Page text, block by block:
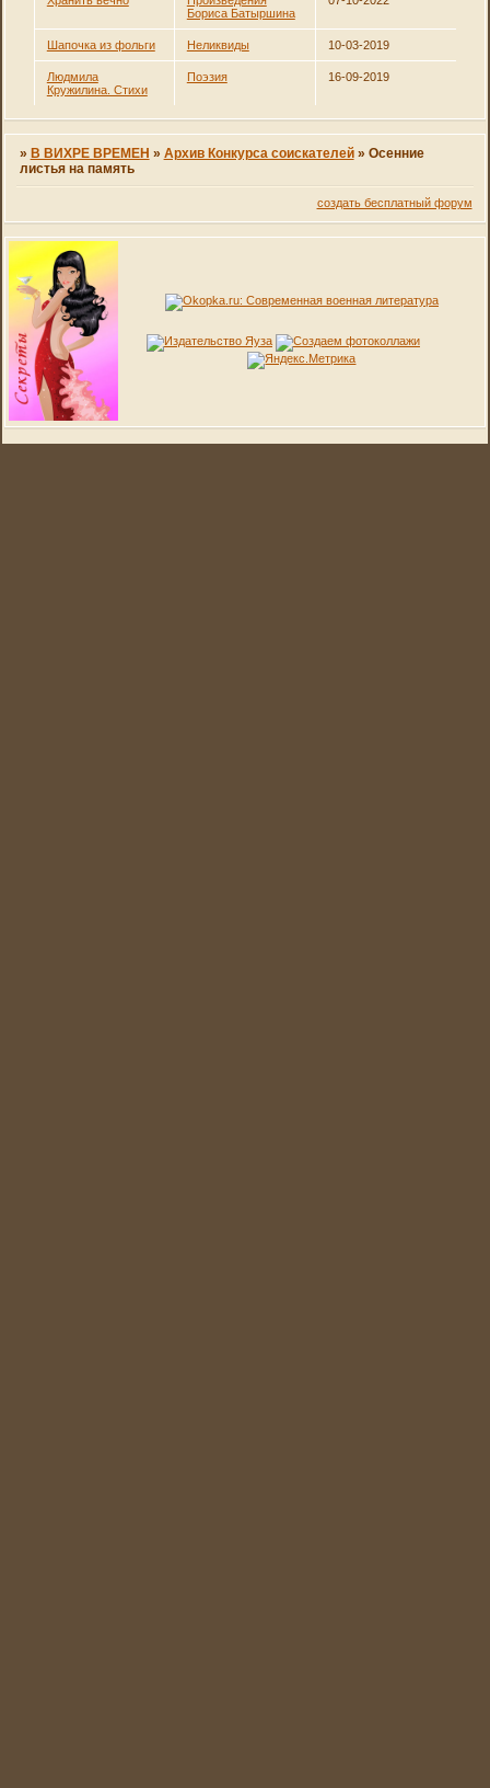
Бориса Батыршина
Шапочка из фольги Неликвиды 10-03-2019
Людмила
Кружилина. Стихи
Поэзия 16-09-2019
» В ВИХРЕ ВРЕМЕН » Архив Конкурса соискателей » Осенние
листья на память
создать бесплатный форум